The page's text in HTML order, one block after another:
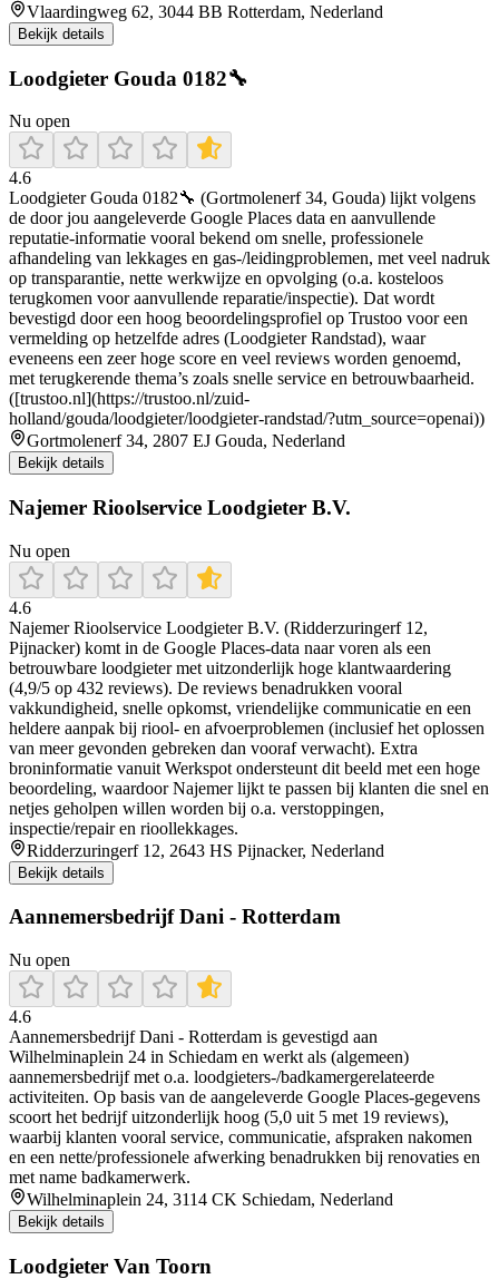
Vlaardingweg 62, 3044 BB Rotterdam, Nederland
Bekijk details
Loodgieter Gouda 0182🔧
Nu open
4.6
Loodgieter Gouda 0182🔧 (Gortmolenerf 34, Gouda) lijkt volgens
de door jou aangeleverde Google Places data en aanvullende
reputatie-informatie vooral bekend om snelle, professionele
afhandeling van lekkages en gas-/leidingproblemen, met veel nadruk
op transparantie, nette werkwijze en opvolging (o.a. kosteloos
terugkomen voor aanvullende reparatie/inspectie). Dat wordt
bevestigd door een hoog beoordelingsprofiel op Trustoo voor een
vermelding op hetzelfde adres (Loodgieter Randstad), waar
eveneens een zeer hoge score en veel reviews worden genoemd,
met terugkerende thema’s zoals snelle service en betrouwbaarheid.
([trustoo.nl](https://trustoo.nl/zuid-
holland/gouda/loodgieter/loodgieter-randstad/?utm_source=openai))
Gortmolenerf 34, 2807 EJ Gouda, Nederland
Bekijk details
Najemer Rioolservice Loodgieter B.V.
Nu open
4.6
Najemer Rioolservice Loodgieter B.V. (Ridderzuringerf 12,
Pijnacker) komt in de Google Places-data naar voren als een
betrouwbare loodgieter met uitzonderlijk hoge klantwaardering
(4,9/5 op 432 reviews). De reviews benadrukken vooral
vakkundigheid, snelle opkomst, vriendelijke communicatie en een
heldere aanpak bij riool- en afvoerproblemen (inclusief het oplossen
van meer gevonden gebreken dan vooraf verwacht). Extra
broninformatie vanuit Werkspot ondersteunt dit beeld met een hoge
beoordeling, waardoor Najemer lijkt te passen bij klanten die snel en
netjes geholpen willen worden bij o.a. verstoppingen,
inspectie/repair en rioollekkages.
Ridderzuringerf 12, 2643 HS Pijnacker, Nederland
Bekijk details
Aannemersbedrijf Dani - Rotterdam
Nu open
4.6
Aannemersbedrijf Dani - Rotterdam is gevestigd aan
Wilhelminaplein 24 in Schiedam en werkt als (algemeen)
aannemersbedrijf met o.a. loodgieters-/badkamergerelateerde
activiteiten. Op basis van de aangeleverde Google Places-gegevens
scoort het bedrijf uitzonderlijk hoog (5,0 uit 5 met 19 reviews),
waarbij klanten vooral service, communicatie, afspraken nakomen
en een nette/professionele afwerking benadrukken bij renovaties en
met name badkamerwerk.
Wilhelminaplein 24, 3114 CK Schiedam, Nederland
Bekijk details
Loodgieter Van Toorn